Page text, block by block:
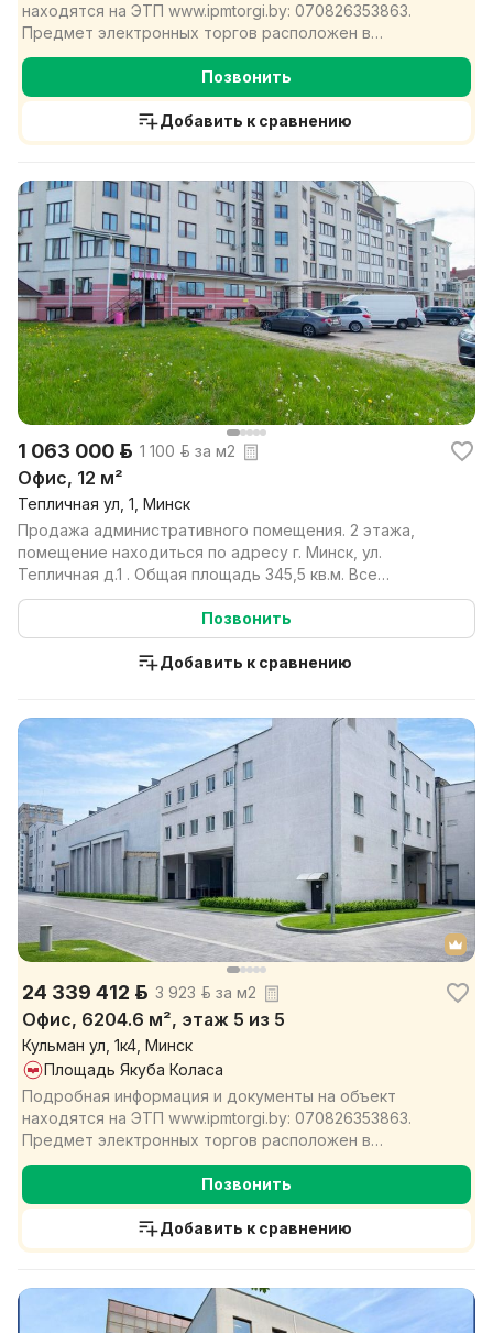
находятся на ЭТП www.ipmtorgi.by: 070826353863.
Предмет электронных торгов расположен в
центральной части ...
Позвонить
Добавить к сравнению
1 063 000 р. 1 100 р. за м2
Офис, 12 м²
Тепличная ул, 1, Минск
Продажа административного помещения. 2 этажа,
помещение находиться по адресу г. Минск, ул.
Тепличная д.1 . Общая площадь 345,5 кв.м. Все
помещения с...
Позвонить
Добавить к сравнению
24 339 412 р. 3 923 р. за м2
Офис, 6204.6 м², этаж 5 из 5
Кульман ул, 1к4, Минск
Площадь Якуба Коласа
Подробная информация и документы на объект
находятся на ЭТП www.ipmtorgi.by: 070826353863.
Предмет электронных торгов расположен в
центральной части ...
Позвонить
Добавить к сравнению